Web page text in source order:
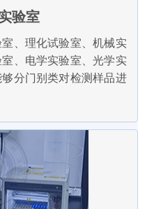
验室
、理化试验室、机械实
、电学实验室、光学实
分门别类对检测样品进